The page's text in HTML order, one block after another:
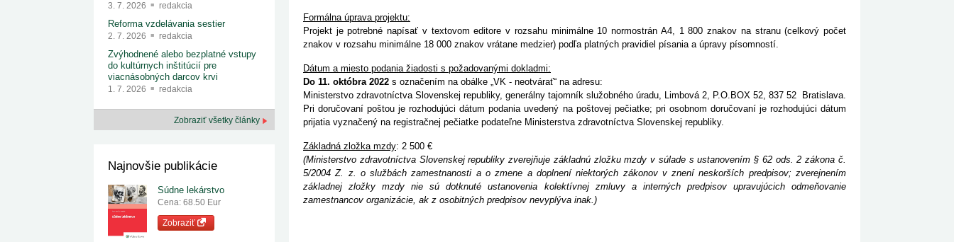
Formálna úprava projektu:
Projekt je potrebné napísať v textovom editore v rozsahu minimálne 10 normostrán A4, 1 800 znakov na stranu (celkový počet
znakov v rozsahu minimálne 18 000 znakov vrátane medzier) podľa platných pravidiel písania a úpravy písomností.
Dátum a miesto podania žiadosti s požadovanými dokladmi:
Do 11. októbra 2022 s označením na obálke „VK - neotvárať“ na adresu:
Ministerstvo zdravotníctva Slovenskej republiky, generálny tajomník služobného úradu, Limbová 2, P.O.BOX 52, 837 52 Bratislava.
Pri doručovaní poštou je rozhodujúci dátum podania uvedený na poštovej pečiatke; pri osobnom doručovaní je rozhodujúci dátum
prijatia vyznačený na registračnej pečiatke podateľne Ministerstva zdravotníctva Slovenskej republiky.
Základná zložka mzdy: 2 500 €
(Ministerstvo zdravotníctva Slovenskej republiky zverejňuje základnú zložku mzdy v súlade s ustanovením § 62 ods. 2 zákona č.
5/2004 Z. z. o službách zamestnanosti a o zmene a doplnení niektorých zákonov v znení neskorších predpisov; zverejnením
základnej zložky mzdy nie sú dotknuté ustanovenia kolektívnej zmluvy a interných predpisov upravujúcich odmeňovanie
zamestnancov organizácie, ak z osobitných predpisov nevyplýva inak.)
3. 7. 2026 redakcia
Reforma vzdelávania sestier
2. 7. 2026 redakcia
Zvýhodnené alebo bezplatné vstupy
do kultúrnych inštitúcií pre
viacnásobných darcov krvi
1. 7. 2026 redakcia
Zobraziť všetky články
Najnovšie publikácie
Súdne lekárstvo
Cena: 68.50 Eur
Zobraziť